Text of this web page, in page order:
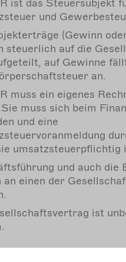
ist das Steuersubjekt
und
(Gewinn
steuerlich auf die
auf Gewinne
an.
muss ein eigenes
Sie muss sich beim
und eine
umsatzsteuerpflichtig
und auch die
an einen der
ist